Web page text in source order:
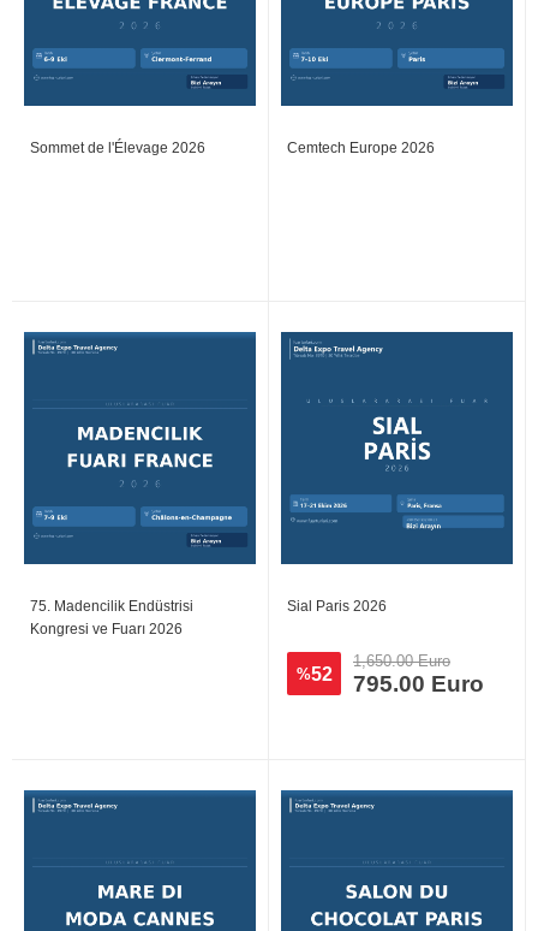
Sommet de l'Élevage 2026 Cemtech Europe 2026
75. Madencilik Endüstrisi
Kongresi ve Fuarı 2026
Sial Paris 2026
%52
1,650.00 Euro
795.00 Euro